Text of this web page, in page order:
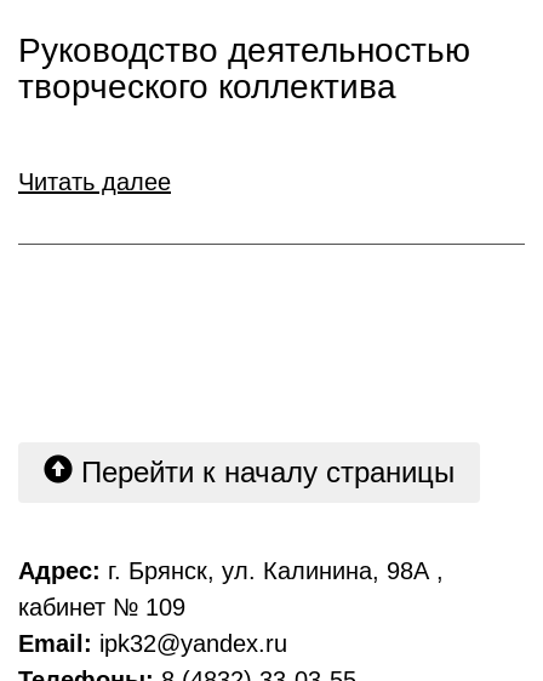
Руководство деятельностью
творческого коллектива
Читать далее
Перейти к началу страницы
Адрес: г. Брянск, ул. Калинина, 98А ,
кабинет № 109
Email: ipk32@yandex.ru